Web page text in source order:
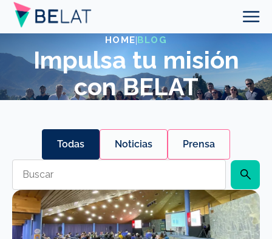
HOME|BLOG
Impulsa tu misión
con BELAT
Todas Noticias Prensa